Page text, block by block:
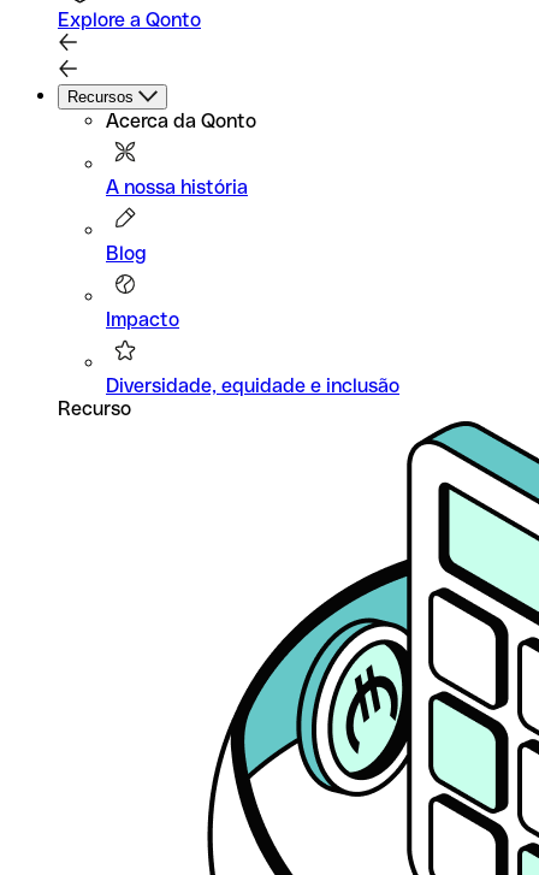
Explore a Qonto
Recursos
Acerca da Qonto
A nossa história
Blog
Impacto
Diversidade, equidade e inclusão
Recurso